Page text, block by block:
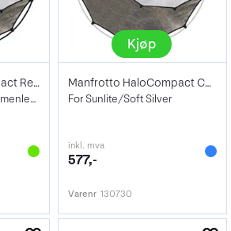
Manfrotto HaloCompact Reflektor 82 cm
Sunlite/Soft Silver Sammenleggbar
Kjøp
Manfrotto HaloCompact Cover 82 cm
For Sunlite/Soft Silver
inkl. mva
577,-
Varenr 130730